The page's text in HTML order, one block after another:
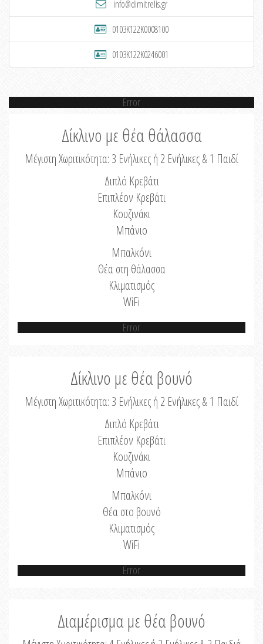
info@dimitrelis.gr
0103K122K0008100
0103K122K0246001
Error
Δίκλινο με θέα θάλασσα
Μέγιστη Χωριτικότητα: 3 Ενήλικες ή 2 Ενήλικες & 1 Παιδί
Διπλό Κρεβάτι
Επιπλέον Κρεβάτι
Κουζινάκι
Μπάνιο
Μπαλκόνι
Θέα στη θάλασσα
Κλιματισμός
WiFi
Error
Δίκλινο με θέα βουνό
Μέγιστη Χωριτικότητα: 3 Ενήλικες ή 2 Ενήλικες & 1 Παιδί
Διπλό Κρεβάτι
Επιπλέον Κρεβάτι
Κουζινάκι
Μπάνιο
Μπαλκόνι
Θέα στο βουνό
Κλιματισμός
WiFi
Error
Διαμέρισμα με θέα βουνό